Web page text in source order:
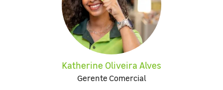
Katherine Oliveira Alves
Gerente Comercial